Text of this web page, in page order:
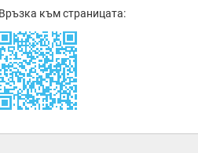
Връзка към страницата: